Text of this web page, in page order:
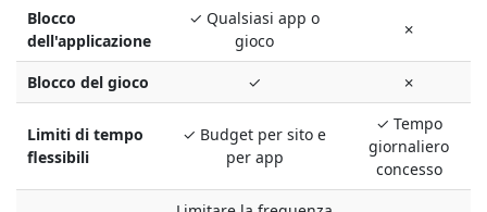
Blocco
dell'applicazione
✓ Qualsiasi app o
gioco
✗
Blocco del gioco ✓ ✗
Limiti di tempo
flessibili
✓ Budget per sito e
per app
✓ Tempo
giornaliero
concesso